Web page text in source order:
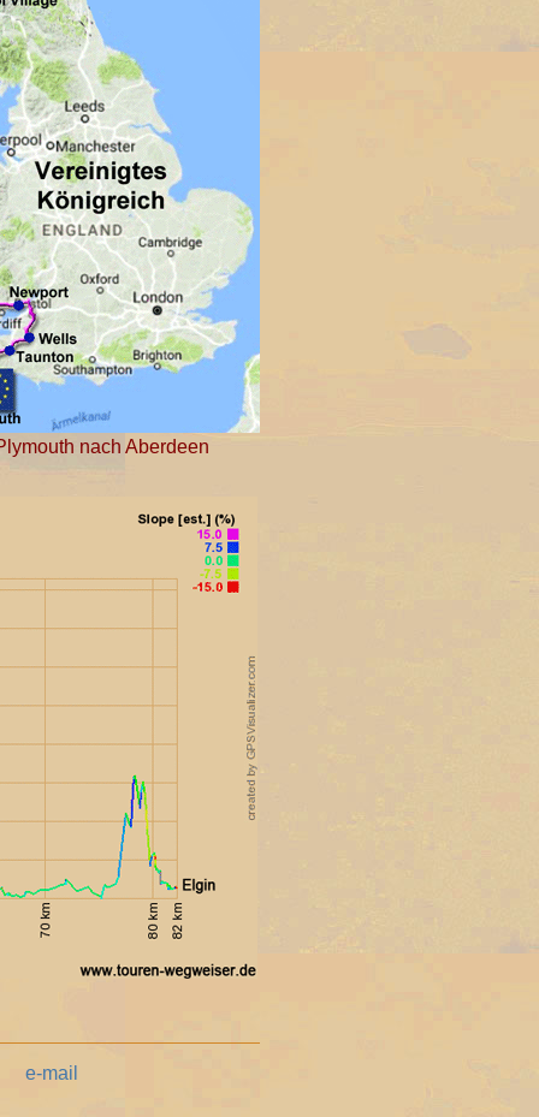
nach Aberdeen
e-mail